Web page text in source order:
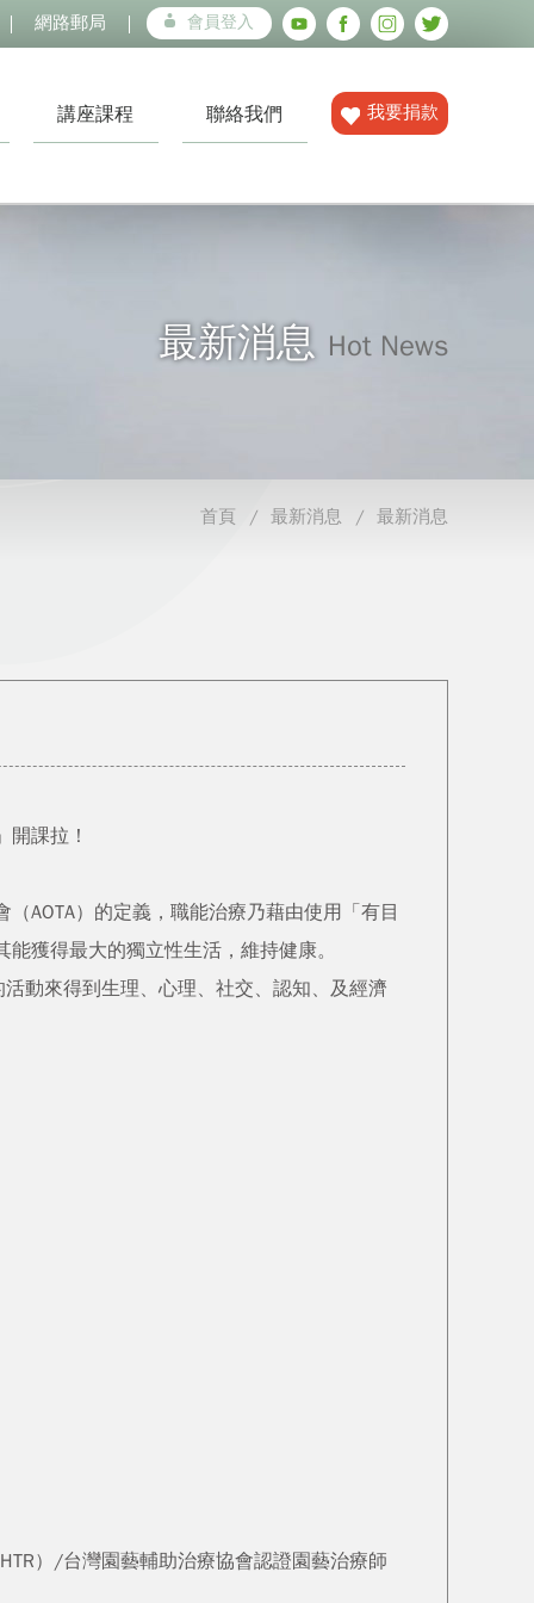
網路郵局 會員登入
講座課程 聯絡我們 我要捐款
最新消息 Hot News
首頁 最新消息 最新消息
課拉！
AOTA）的定義，職能治療乃藉由使用「有目
獲得最大的獨立性生活，維持健康。
動來得到生理、心理、社交、認知、及經濟
）/台灣園藝輔助治療協會認證園藝治療師